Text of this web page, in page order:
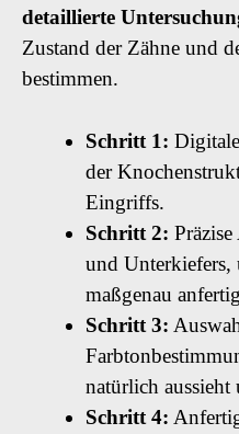
detaillierte
Zustand der Zähne und
bestimmen.
Schritt 1:
der
Eingriffs.
Schritt 2:
und Unterkiefers,
maßgenau
Schritt 3:
natürlich
Schritt 4: